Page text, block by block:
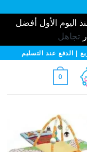
اليوم الأول أفضل
تجاهل
| الدفع عند التسليم
0